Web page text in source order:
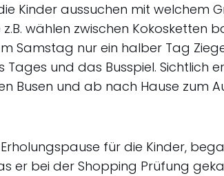
Kinder aussuchen mit welchem
wählen zwischen Kokosketten
Samstag nur ein halber Tag
und das Busspiel. Sichtlich
Busen und ab nach Hause zum
für die Kinder,
er bei der Shopping Prüfung